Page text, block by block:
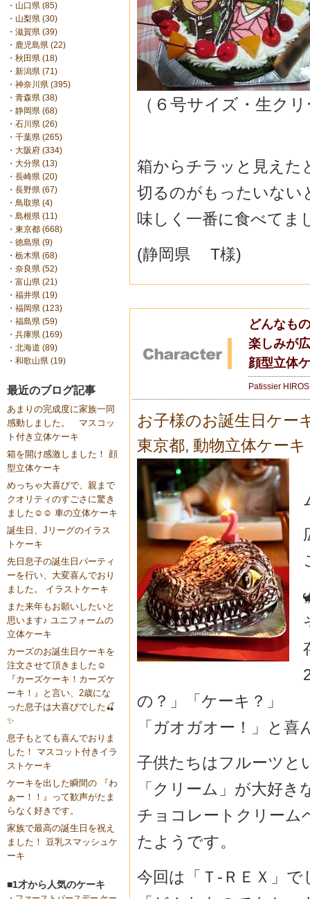
・ 山口県 (85)
・ 山梨県 (30)
・ 滋賀県 (39)
・ 鹿児島県 (22)
・ 秋田県 (18)
・ 新潟県 (71)
・ 神奈川県 (395)
・ 青森県 (38)
・ 静岡県 (68)
・ 石川県 (26)
・ 千葉県 (265)
・ 大阪府 (334)
・ 大分県 (13)
・ 長崎県 (20)
・ 長野県 (67)
・ 鳥取県 (4)
・ 島根県 (11)
・ 東京都 (668)
・ 徳島県 (9)
・ 栃木県 (68)
・ 奈良県 (52)
・ 富山県 (21)
・ 福井県 (19)
・ 福岡県 (123)
・ 福島県 (59)
・ 兵庫県 (169)
・ 北海道 (89)
・ 和歌山県 (19)
最近のブログ記事
あまりの完成度に家族一同
感動しました。 マスコッ
ト付き立体ケーキ
箱を開け感激しました！ 顔
型立体ケーキ
めっちゃ大喜びで、親まで
クオリティのすごさに驚き
ました☺️☺️ 車の立体ケーキ
誕生日、Jリーグのイラス
トケーキ
先日息子の誕生日パーティ
ーを行い、大変喜んでおり
ました。 イラストケーキ
また来年もお願いしたいと
思います♪ ユニフォームの
立体ケーキ
カーズのお誕生日ケーキを
注文させて頂きました☺️
『カーズケーキ！カーズケ
ーキ！』と言い、2歳にな
った息子は大喜びでした🍒
✨
息子もとても喜んでおりま
した！ マスコット付きイラ
ストケーキ
ケーキを出した瞬間の 『わ
ぁー！！』って歓声がたま
らなく好きです。
家族で最高の誕生日を祝え
ました！ 豆乳スマッシュケ
ーキ
■1才から人気のケーキ
（６号サイズ・生ク
箱からチラッと見えた
切るのがもったいない
味しく一番に食べてま
(静岡県 T様)
どんなも
楽しみが
顔型立体
Patissier
お子様のお誕生日ケー
東京都, 動物立体ケーキ
の？」「ケーキ？」
「ガオガオー！」と
子供たちはフルーツと
「クリーム」が大好
チョコレートクリーム
たようです。
今回は「Ｔ-ＲＥＸ」